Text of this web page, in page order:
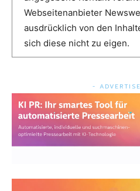
Webseitenanbieter
ausdrücklich von den
sich diese nicht zu eigen.
-